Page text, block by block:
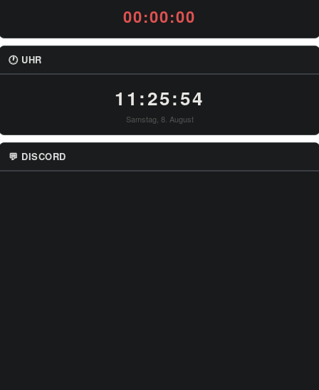
00:00:00
🕐 UHR
11:25:54
Samstag, 8. August
💬 DISCORD